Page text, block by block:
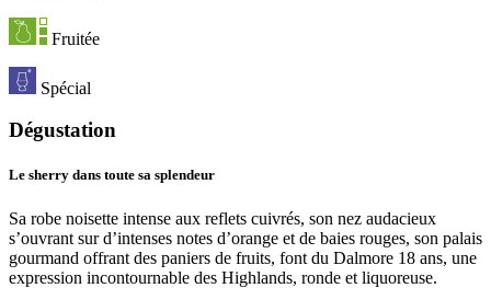
Fruitée
Spécial
Dégustation
Le sherry dans toute sa splendeur
Sa robe noisette intense aux reflets cuivrés, son nez audacieux
s’ouvrant sur d’intenses notes d’orange et de baies rouges, son palais
gourmand offrant des paniers de fruits, font du Dalmore 18 ans, une
expression incontournable des Highlands, ronde et liquoreuse.